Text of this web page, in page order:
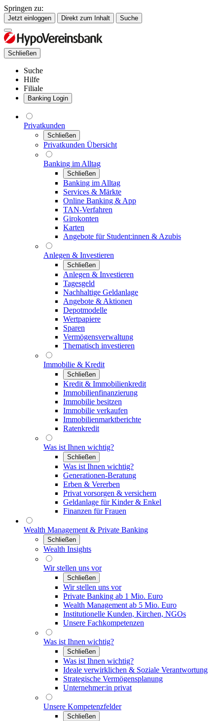
Springen zu:
Jetzt einloggen Direkt zum Inhalt Suche
Schließen
Suche
Hilfe
Filiale
Banking Login
Privatkunden
Schließen
Privatkunden Übersicht
Banking im Alltag
Schließen
Banking im Alltag
Services & Märkte
Online Banking & App
TAN-Verfahren
Girokonten
Karten
Angebote für Student:innen & Azubis
Anlegen & Investieren
Schließen
Anlegen & Investieren
Tagesgeld
Nachhaltige Geldanlage
Angebote & Aktionen
Depotmodelle
Wertpapiere
Sparen
Vermögensverwaltung
Thematisch investieren
Immobilie & Kredit
Schließen
Kredit & Immobilienkredit
Immobilienfinanzierung
Immobilie besitzen
Immobilie verkaufen
Immobilienmarktberichte
Ratenkredit
Was ist Ihnen wichtig?
Schließen
Was ist Ihnen wichtig?
Generationen-Beratung
Erben & Vererben
Privat vorsorgen & versichern
Geldanlage für Kinder & Enkel
Finanzen für Frauen
Wealth Management & Private Banking
Schließen
Wealth Insights
Wir stellen uns vor
Schließen
Wir stellen uns vor
Private Banking ab 1 Mio. Euro
Wealth Management ab 5 Mio. Euro
Institutionelle Kunden, Kirchen, NGOs
Unsere Fachkompetenzen
Was ist Ihnen wichtig?
Schließen
Was ist Ihnen wichtig?
Ideale verwirklichen & Soziale Verantwortung
Strategische Vermögensplanung
Unternehmer:in privat
Unsere Kompetenzfelder
Schließen